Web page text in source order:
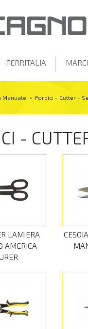
FERRITALIA
Manuale > Forbici - Cutter -
-
LAMIERA
AMERICA